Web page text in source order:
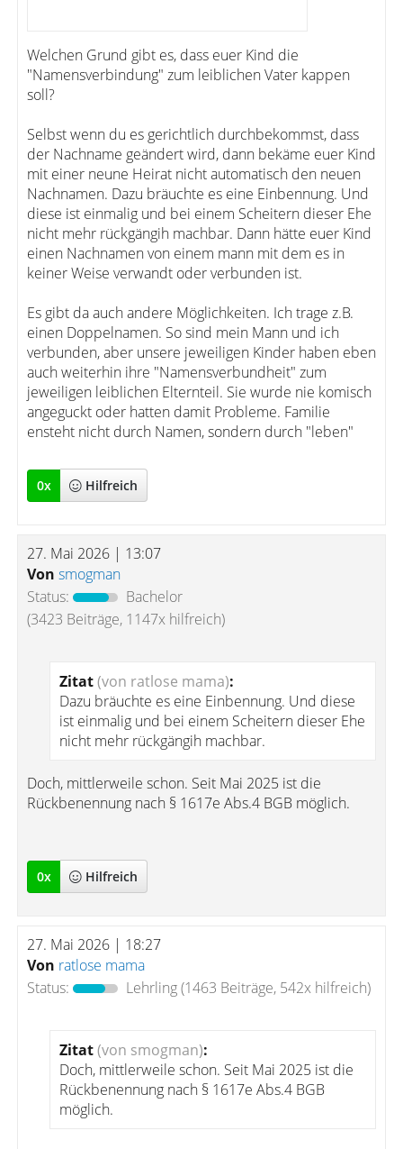
Welchen Grund gibt es, dass euer Kind die
"Namensverbindung" zum leiblichen Vater kappen
soll?
Selbst wenn du es gerichtlich durchbekommst, dass
der Nachname geändert wird, dann bekäme euer Kind
mit einer neune Heirat nicht automatisch den neuen
Nachnamen. Dazu bräuchte es eine Einbennung. Und
diese ist einmalig und bei einem Scheitern dieser Ehe
nicht mehr rückgängih machbar. Dann hätte euer Kind
einen Nachnamen von einem mann mit dem es in
keiner Weise verwandt oder verbunden ist.
Es gibt da auch andere Möglichkeiten. Ich trage z.B.
einen Doppelnamen. So sind mein Mann und ich
verbunden, aber unsere jeweiligen Kinder haben eben
auch weiterhin ihre "Namensverbundheit" zum
jeweiligen leiblichen Elternteil. Sie wurde nie komisch
angeguckt oder hatten damit Probleme. Familie
ensteht nicht durch Namen, sondern durch "leben"
0x Hilfreich
27. Mai 2026 | 13:07
Von smogman
Status:
Bachelor
(3423 Beiträge, 1147x hilfreich)
Zitat(von ratlose mama):
Dazu bräuchte es eine Einbennung. Und diese
ist einmalig und bei einem Scheitern dieser Ehe
nicht mehr rückgängih machbar.
Doch, mittlerweile schon. Seit Mai 2025 ist die
Rückbenennung nach § 1617e Abs.4 BGB möglich.
0x Hilfreich
27. Mai 2026 | 18:27
Von ratlose mama
Status:
Lehrling(1463 Beiträge, 542x hilfreich)
Zitat(von smogman):
Doch, mittlerweile schon. Seit Mai 2025 ist die
Rückbenennung nach § 1617e Abs.4 BGB
möglich.